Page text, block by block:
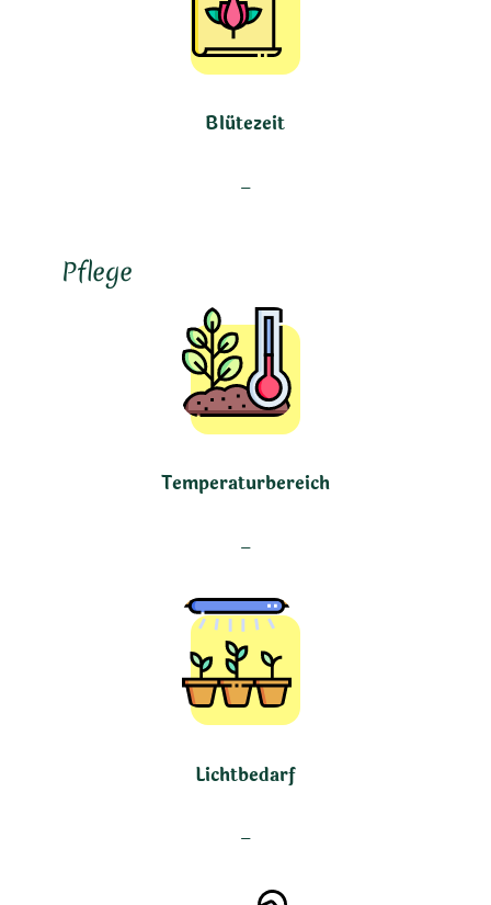
Blütezeit
–
Pflege
Temperaturbereich
–
Lichtbedarf
–